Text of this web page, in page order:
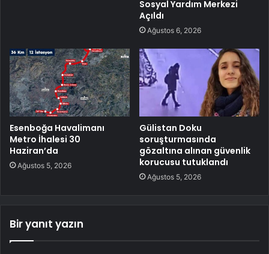
Sosyal Yardım Merkezi
Açıldı
Ağustos 6, 2026
Esenboğa Havalimanı
Metro İhalesi 30
Haziran’da
Ağustos 5, 2026
Gülistan Doku
soruşturmasında
gözaltına alınan güvenlik
korucusu tutuklandı
Ağustos 5, 2026
Bir yanıt yazın